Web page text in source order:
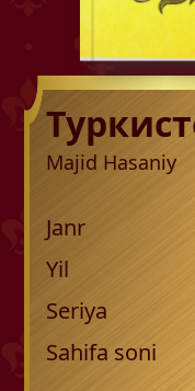
Majid Hasaniy
Janr
Yil
Seriya
Sahifa soni